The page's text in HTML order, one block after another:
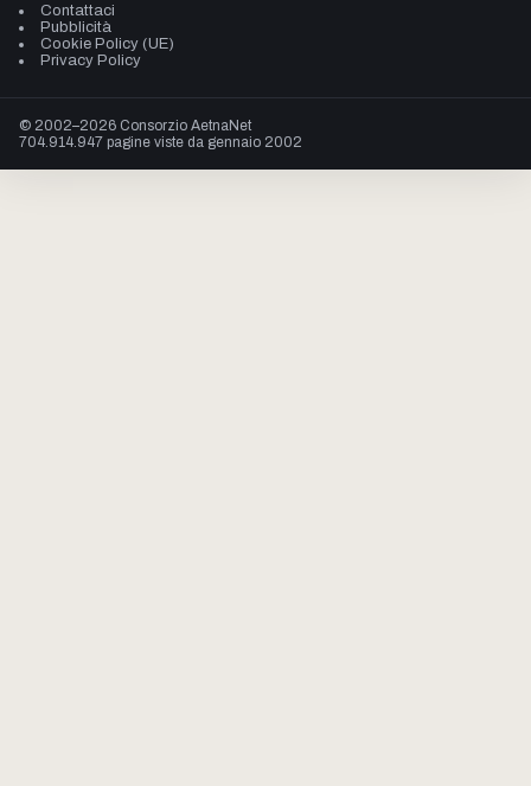
Contattaci
Pubblicità
Cookie Policy (UE)
Privacy Policy
© 2002–2026 Consorzio AetnaNet
704.914.947 pagine viste da gennaio 2002